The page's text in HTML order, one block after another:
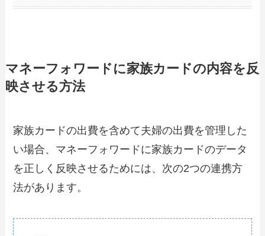
マネーフォワードに家族カードの内容を反
映させる方法
家族カードの出費を含めて夫婦の出費を管理した
い場合、マネーフォワードに家族カードのデータ
を正しく反映させるためには、次の2つの連携方
法があります。